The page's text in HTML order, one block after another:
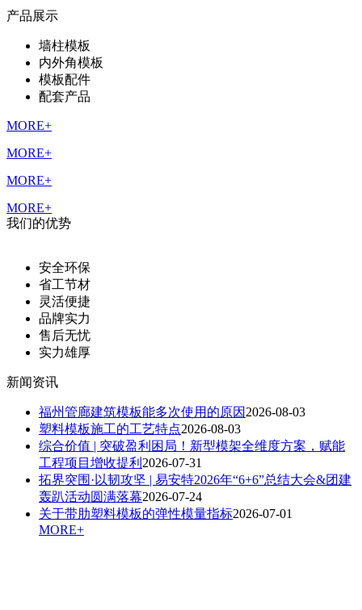
产品展示
墙柱模板
内外角模板
模板配件
配套产品
MORE+
MORE+
MORE+
MORE+
我们的优势
安全环保
省工节材
灵活便捷
品牌实力
售后无忧
实力雄厚
新闻资讯
福州管廊建筑模板能多次使用的原因 2026-08-03
塑料模板施工的工艺特点2026-08-03
综合价值 | 突破盈利困局！新型模架全维度方案，赋能
工程项目增收提利 2026-07-31
拓界突围·以韧攻坚 | 易安特2026年“6+6”总结大会&团建
轰趴活动圆满落幕2026-07-24
关于带肋塑料模板的弹性模量指标2026-07-01
MORE+